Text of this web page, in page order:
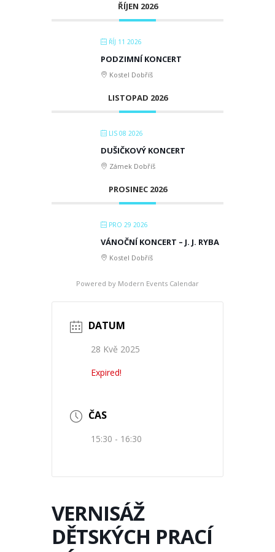
ŘÍJEN 2026
ŘÍJ 11 2026
PODZIMNÍ KONCERT
Kostel Dobříš
LISTOPAD 2026
LIS 08 2026
DUŠIČKOVÝ KONCERT
Zámek Dobříš
PROSINEC 2026
PRO 29 2026
VÁNOČNÍ KONCERT – J. J. RYBA
Kostel Dobříš
Powered by Modern Events Calendar
DATUM
28 Kvě 2025
Expired!
ČAS
15:30 - 16:30
VERNISÁŽ
DĚTSKÝCH PRACÍ